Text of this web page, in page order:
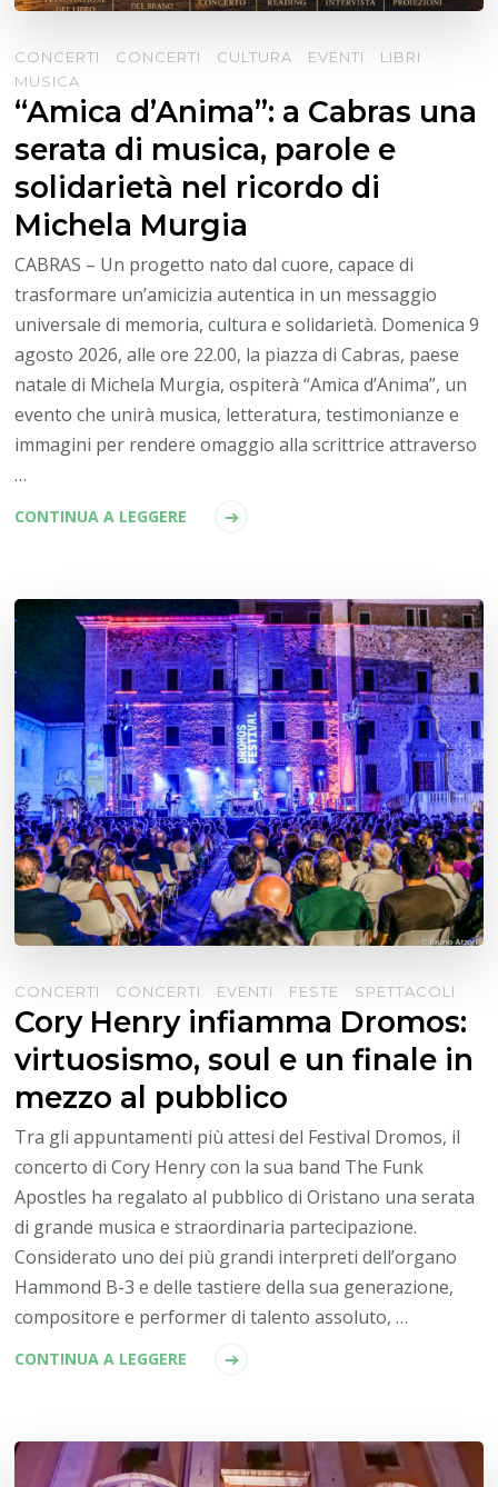
CONCERTI CONCERTI CULTURA EVENTI
LIBRI
MUSICA
“Amica d’Anima”: a Cabras una
serata di musica, parole e
solidarietà nel ricordo di
Michela Murgia
CABRAS – Un progetto nato dal cuore, capace di
trasformare un’amicizia autentica in un messaggio
universale di memoria, cultura e solidarietà. Domenica 9
agosto 2026, alle ore 22.00, la piazza di Cabras, paese
natale di Michela Murgia, ospiterà “Amica d’Anima”, un
evento che unirà musica, letteratura, testimonianze e
immagini per rendere omaggio alla scrittrice attraverso
…
CONTINUA A LEGGERE
CONCERTI CONCERTI EVENTI FESTE SPETTACOLI
Cory Henry infiamma Dromos:
virtuosismo, soul e un finale in
mezzo al pubblico
Tra gli appuntamenti più attesi del Festival Dromos, il
concerto di Cory Henry con la sua band The Funk
Apostles ha regalato al pubblico di Oristano una serata
di grande musica e straordinaria partecipazione.
Considerato uno dei più grandi interpreti dell’organo
Hammond B-3 e delle tastiere della sua generazione,
compositore e performer di talento assoluto, …
CONTINUA A LEGGERE